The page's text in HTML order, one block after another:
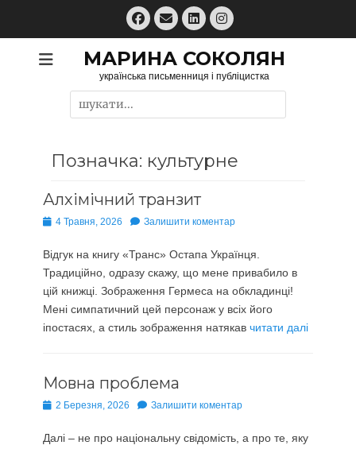
Facebook
EmailLinkedInInstagram
МАРИНА СОКОЛЯН
українська письменниця і публіцистка
Позначка: культурне
Алхімічний транзит
Опубліковано
4 Травня, 2026 Залишити коментар
Відгук на книгу «Транс» Остапа Українця.
Традиційно, одразу скажу, що мене привабило в
цій книжці. Зображення Гермеса на обкладинці!
Мені симпатичний цей персонаж у всіх його
іпостасях, а стиль зображення натякав читати далі
Мовна проблема
Опубліковано
2 Березня, 2026 Залишити коментар
Далі – не про національну свідомість, а про те, яку